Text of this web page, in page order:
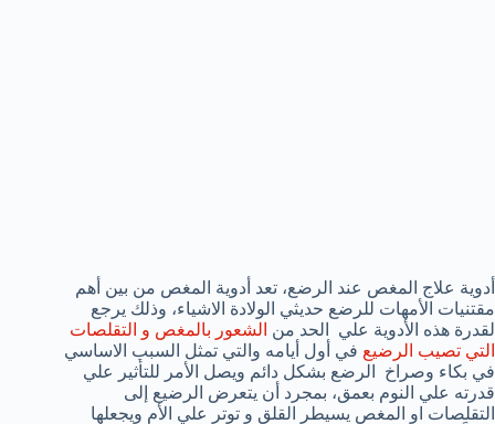
أدوية علاج المغص عند الرضع، تعد أدوية المغص من بين أهم
مقتنيات الأمهات للرضع حديثي الولادة الاشياء، وذلك يرجع
لقدرة هذه الأدوية علي الحد من الشعور بالمغص و التقلصات
التي تصيب الرضيع في أول أيامه والتي تمثل السبب الاساسي
في بكاء وصراخ الرضع بشكل دائم ويصل الأمر للتأثير علي
قدرته علي النوم بعمق، بمجرد أن يتعرض الرضيع إلى
التقلصات او المغص يسيطر القلق و توتر علي الأم ويجعلها